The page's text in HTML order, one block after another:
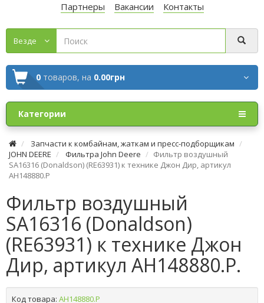
Партнеры
Вакансии Контакты
Везде
0 товаров, на 0.00грн
Категории
Запчасти к комбайнам, жаткам и пресс-подборщикам
JOHN DEERE
Фильтра John Deere
Фильтр воздушный
SA16316 (Donaldson) (RE63931) к технике Джон Дир, артикул
AH148880.P
Фильтр воздушный
SA16316 (Donaldson)
(RE63931) к технике Джон
Дир, артикул AH148880.P.
Код товара: AH148880.P